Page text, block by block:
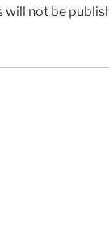
will not be